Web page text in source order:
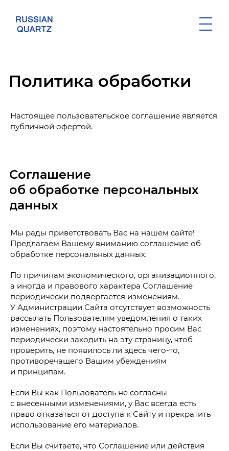
Производство
Система качества
СОУТ 2018
СОУТ 2019
СОУТ 2020
СОУТ 2022
СОУТ 2023
СОУТ 2025
RQ-6KP
RQ-3K
RQ-2K
RQ-2KFf
RQ-2Ki
RQ-1K
Политика обработки
Настоящее пользовательское соглашение является
публичной офертой.
Соглашение
об обработке персональных
данных
Мы рады приветствовать Вас на нашем сайте!
Предлагаем Вашему вниманию соглашение об
обработке персональных данных.
По причинам экономического, организационного,
а иногда и правового характера Соглашение
периодически подвергается изменениям.
У Администрации Сайта отсутствует возможность
рассылать Пользователям уведомления о таких
изменениях, поэтому настоятельно просим Вас
периодически заходить на эту страницу, чтоб
проверить, не появилось ли здесь чего-то,
противоречащего Вашим убеждениям
и принципам.
Если Вы как Пользователь не согласны
с внесенными изменениями, у Вас всегда есть
право отказаться от доступа к Сайту и прекратить
использование его материалов.
Если Вы считаете, что Соглашение или действия